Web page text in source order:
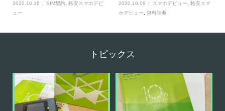
2020.10.16 SIM契約, 格安スマホデビ
ュー
2020.10.09 スマホデビュー,格安スマ
ホデビュー,無料診断
トピックス